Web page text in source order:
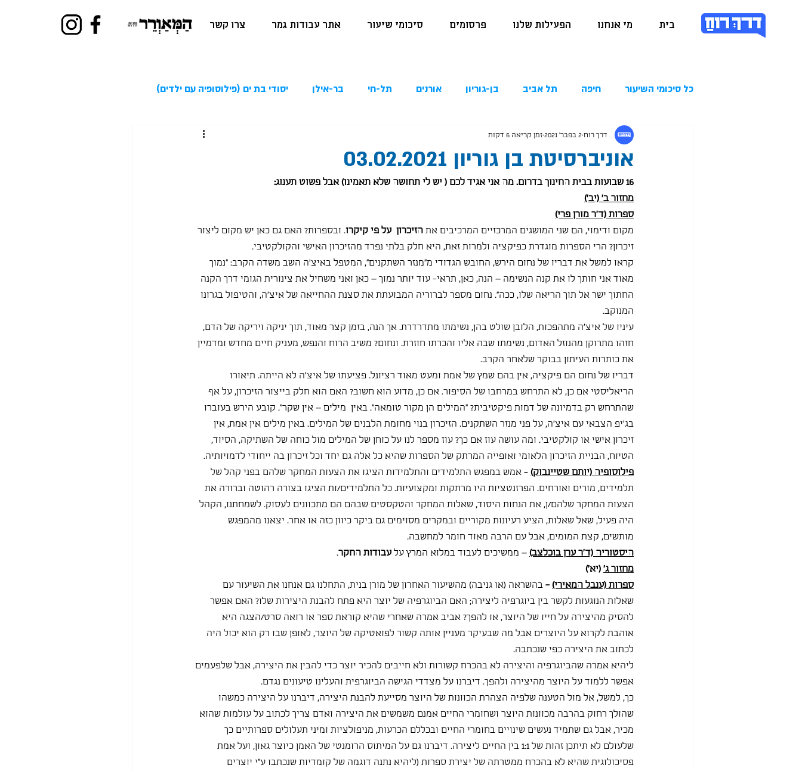
צרו קשר אתר עבודות גמר סיכומי שיעור פרסומים הפעילות שלנו מי אנחנו בית
כל סיכומי השיעור חיפה תל אביב בן-גוריון אורנים תל-חי בר-אילן יסודי בת ים (פילוסופיה עם ילדים)
אוניברסיטת בן גוריון 03.02.2021
דרך רוח 2 בפבר׳ 2021 זמן קריאה 6 דקות
16 שבועות בבית החינוך בדרום. מה אני אגיד לכם ( יש לי תחושה שלא תאמינו) אבל פשוט תענוג:
מחזור ב' (יב')
ספרות (ד"ר מורן פרי)
מקום ודימוי, הם שני המושגים המרכזיים המרכיבים את הזיכרון  על פי קיקרו. ובספרות? האם גם כאן יש מקום ליצור
זיכרון? הרי הספרות מוגדרת כפיקציה ולמרות זאת, היא חלק בלתי נפרד מהזיכרון האישי והקולקטיבי.
קראו למשל את דבריו של נחום הירש, החובש הגדודי מ"מנזר השתקנים", המטפל באיצ'ה השב משדה הקרב: "נמוך
מאוד אני חותך לו את קנה הנשימה – הנה, כאן, תראי- עוד יותר נמוך – כאן ואני משחיל את צינורית הגומי דרך הקנה
החתוך ישר אל תוך הריאה שלו, ככה". נחום מספר לברוריה המבועתת את סצנת ההחייאה של איצ'ה, והטיפול בגרונו
המנוקב.
עיניו של איצ'ה מתהפכות, הלובן שולט בהן, נשימתו מתדרדרת. אך הנה, בזמן קצר מאוד, תוך יניקה ויריקה של הדם,
חזהו מתרוקן מהנוזל האדום, נשימתו שבה אליו והכרתו חוזרת. ונחום? משיב הרוח והנפש, מעניק חיים מחדש ומדמיין
את כותרות העיתון בבוקר שלאחר הקרב.
דבריו של נחום הם פיקציה, אין בהם שמץ של אמת ומעט מאוד רציונל. פציעתו של איצ'ה לא הייתה. תיאורו
הריאליסטי אם כן, לא התרחש במרחבו של הסיפור. אם כן, מדוע הוא חשוב? האם הוא חלק בייצור הזיכרון, על אף
שהתרחש רק בדמיונה של דמות פיקטיבית? "המילים הן מקור טומאה". באין  מילים – אין שקר". קובע הירש בעוברו
בג'יפ הצבאי עם איצ'ה, על פני מנזר השתקנים. הזיכרון בנוי מחומת הלבנים של המילים. באין מילים אין אמת, אין
זיכרון אישי או קולקטיבי. ומה עושה עוז אם כך? עוז מספר לנו על כוחן של המילים מול כוחה של השתיקה, הסיוד,
הטיוח, הבניית הזיכרון הלאומי ואופייה המרתק של הספרות שהיא כל אלה גם יחד וכל זיכרון בה ייחודי לדמויותיה.
פילוסופיה (יותם שטיינבוק) - אמש במפגש התלמידים והתלמידות הציגו את הצעות המחקר שלהם בפני קהל של
תלמידים, מורים ואורחים. הפרזנטציות היו מרתקות ומקצועיות. כל התלמידים/ות הציגו בצורה רהוטה וברורה את
הצעות המחקר שלהם/ן, את הנחות היסוד, שאלות המחקר והטקסטים שבהם הם מתכוונים לעסוק. לשמחתנו, הקהל
היה פעיל, שאל שאלות, הציע רעיונות מקוריים ובמקרים מסוימים גם ביקר כיוון כזה או אחר. יצאנו מהמפגש
מותשים, קצת המומים, אבל עם הרבה מאוד חומר למחשבה.
היסטוריה (ד"ר ערן בוכלצב) – ממשיכים לעבוד במלוא המרץ על עבודות החקר.
מחזור ג' (יא')
ספרות (ענבל המאירי) - בהשראה (או גניבה) מהשיעור האחרון של מורן בנית, התחלנו גם אנחנו את השיעור עם
שאלות הנוגעות לקשר בין ביוגרפיה ליצירה; האם הביוגרפיה של יוצר היא פתח להבנת היצירות שלו? האם אפשר
להסיק מהיצירה על חייו של היוצר, או להפך? אביב אמרה שאחרי שהיא קוראת ספר או רואה סרט/הצגה היא
אוהבת לקרוא על היוצרים אבל מה שבעיקר מעניין אותה קשור לפואטיקה של היוצר, לאופן שבו רק הוא יכול היה
לכתוב את היצירה כפי שנכתבה.
ליהיא אמרה שהביוגרפיה והיצירה לא בהכרח קשורות ולא חייבים להכיר יוצר כדי להבין את היצירה, אבל שלפעמים
אפשר ללמוד על היוצר מהיצירה ולהפך. דיברנו על מצדדי הגישה הביוגרפית והעלינו טיעונים נגדם.
כך, למשל, אל מול הטענה שלפיה הצהרת הכוונות של היוצר מסייעת להבנת היצירה, דיברנו על היצירה כמשהו
שהולך רחוק בהרבה מכוונות היוצר ושחומרי החיים אמנם משמשים את היצירה ואדם צריך לכתוב על עולמות שהוא
מכיר, אבל גם שתמיד נעשים שינויים בחומרי החיים ובכללם הכרעות, מניפולציות ומיני תעלולים ספרותיים כך
שלעולם לא תיתכן זהות של 1:1 בין החיים ליצירה. דיברנו גם על המיתוס הרומנטי של האמן כיוצר גאון, ועל אמת
פסיכולוגית שהיא לא בהכרח ממטרתה של יצירת ספרות (ליהיא נתנה דוגמה של קומדיות שנכתבו ע"י יוצרים